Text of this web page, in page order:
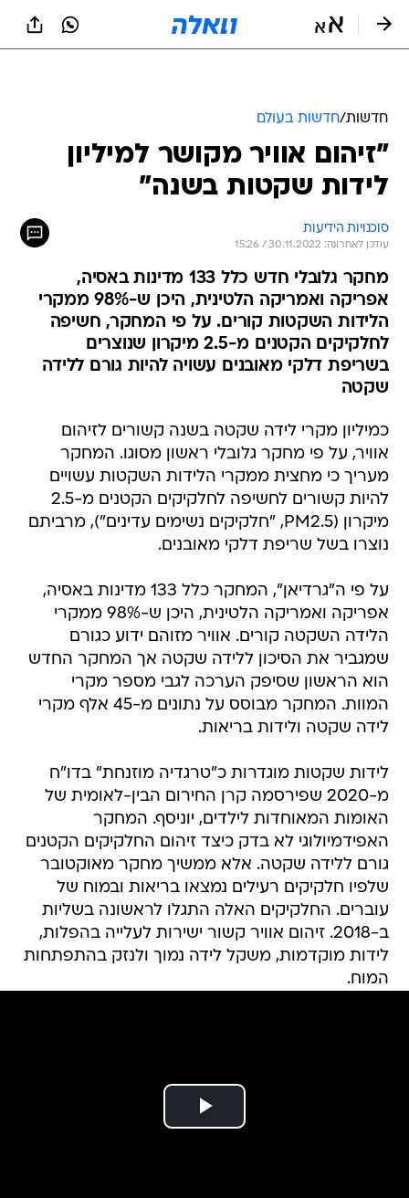
חדשות/חדשות בעולם
"זיהום אוויר מקושר למיליון
לידות שקטות בשנה"
סוכנויות הידיעות
עודכן לאחרונה: 30.11.2022 / 15:26
מחקר גלובלי חדש כלל 133 מדינות באסיה,
אפריקה ואמריקה הלטינית, היכן ש-98% ממקרי
הלידות השקטות קורים. על פי המחקר, חשיפה
לחלקיקים הקטנים מ-2.5 מיקרון שנוצרים
בשריפת דלקי מאובנים עשויה להיות גורם ללידה
שקטה
כמיליון מקרי לידה שקטה בשנה קשורים לזיהום
אוויר, על פי מחקר גלובלי ראשון מסוגו. המחקר
מעריך כי מחצית ממקרי הלידות השקטות עשויים
להיות קשורים לחשיפה לחלקיקים הקטנים מ-2.5
מיקרון (PM2.5, "חלקיקים נשימים עדינים"), מרביתם
נוצרו בשל שריפת דלקי מאובנים.
על פי ה"גרדיאן", המחקר כלל 133 מדינות באסיה,
אפריקה ואמריקה הלטינית, היכן ש-98% ממקרי
הלידה השקטה קורים. אוויר מזוהם ידוע כגורם
שמגביר את הסיכון ללידה שקטה אך המחקר החדש
הוא הראשון שסיפק הערכה לגבי מספר מקרי
המוות. המחקר מבוסס על נתונים מ-45 אלף מקרי
לידה שקטה ולידות בריאות.
לידות שקטות מוגדרות כ"טרגדיה מוזנחת" בדו"ח
מ-2020 שפירסמה קרן החירום הבין-לאומית של
האומות המאוחדות לילדים, יוניסף. המחקר
האפידמיולוגי לא בדק כיצד זיהום החלקיקים הקטנים
גורם ללידה שקטה. אלא ממשיך מחקר מאוקטובר
שלפיו חלקיקים רעילים נמצאו בריאות ובמוח של
עוברים. החלקיקים האלה התגלו לראשונה בשליות
ב-2018. זיהום אוויר קשור ישירות לעלייה בהפלות,
לידות מוקדמות, משקל לידה נמוך ולנזק בהתפתחות
המוח.